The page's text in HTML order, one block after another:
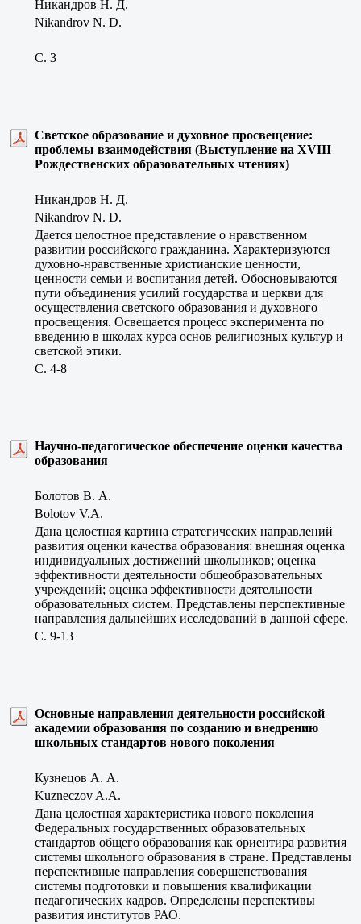
Никандров Н. Д.
Nikandrov N. D.
C. 3
Светское образование и духовное просвещение:
проблемы взаимодействия (Выступление на XVIII
Рождественских образовательных чтениях)
Никандров Н. Д.
Nikandrov N. D.
Дается целостное представление о нравственном
развитии российского гражданина. Характеризуются
духовно-нравственные христианские ценности,
ценности семьи и воспитания детей. Обосновываются
пути объединения усилий государства и церкви для
осуществления светского образования и духовного
просвещения. Освещается процесс эксперимента по
введению в школах курса основ религиозных культур и
светской этики.
C. 4-8
Научно-педагогическое обеспечение оценки качества
образования
Болотов В. А.
Bolotov V.A.
Дана целостная картина стратегических направлений
развития оценки качества образования: внешняя оценка
индивидуальных достижений школьников; оценка
эффективности деятельности общеобразовательных
учреждений; оценка эффективности деятельности
образовательных систем. Представлены перспективные
направления дальнейших исследований в данной сфере.
C. 9-13
Основные направления деятельности российской
академии образования по созданию и внедрению
школьных стандартов нового поколения
Кузнецов А. А.
Kuzneczov A.A.
Дана целостная характеристика нового поколения
Федеральных государственных образовательных
стандартов общего образования как ориентира развития
системы школьного образования в стране. Представлены
перспективные направления совершенствования
системы подготовки и повышения квалификации
педагогических кадров. Определены перспективы
развития институтов РАО.